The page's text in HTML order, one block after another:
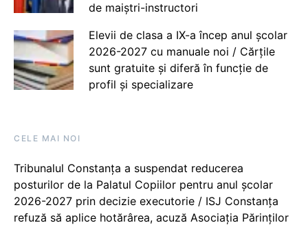
de maiștri-instructori
Elevii de clasa a IX-a încep anul școlar
2026-2027 cu manuale noi / Cărțile
sunt gratuite și diferă în funcție de
profil și specializare
CELE MAI NOI
Tribunalul Constanța a suspendat reducerea
posturilor de la Palatul Copiilor pentru anul școlar
2026-2027 prin decizie executorie / ISJ Constanța
refuză să aplice hotărârea, acuză Asociația Părinților